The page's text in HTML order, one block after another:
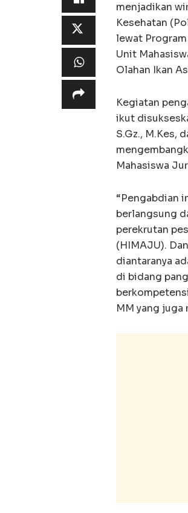
menjadikan
Kesehatan
lewat
Unit
Olahan Ikan
Kegiatan
ikut
S.Gz., M.Kes,
Mahasiswa
“Pengabdian
berlangsung
perekrutan
(HIMAJU).
diantaranya
di bidang
MM yang juga